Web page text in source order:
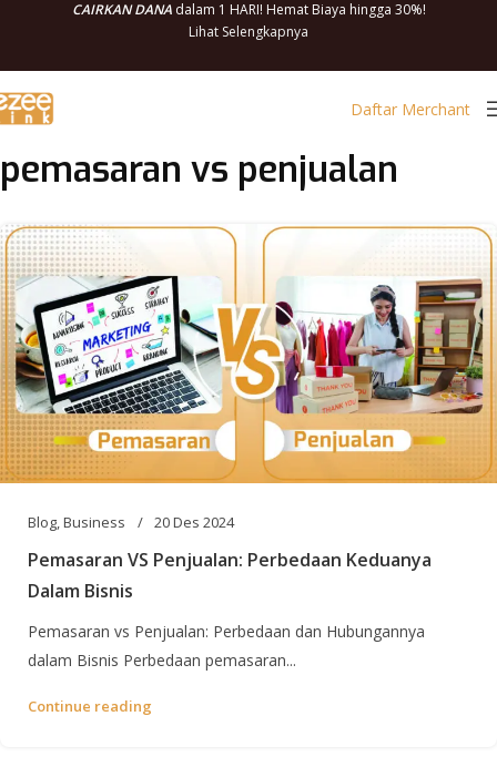
CAIRKAN DANAdalam 1 HARI! Hemat Biaya hingga 30%!
Lihat Selengkapnya
Daftar Merchant
pemasaran vs penjualan
Blog,Business 20 Des 2024
Pemasaran VS Penjualan: Perbedaan Keduanya
Dalam Bisnis
Pemasaran vs Penjualan: Perbedaan dan Hubungannya
dalam Bisnis Perbedaan pemasaran...
Continue reading